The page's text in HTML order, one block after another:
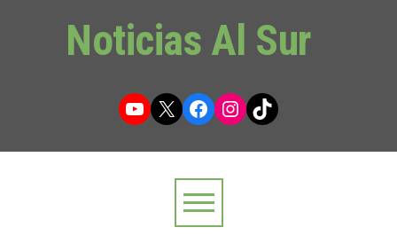
Noticias Al Sur
YouTube
X Facebook
Instagram
TikTok